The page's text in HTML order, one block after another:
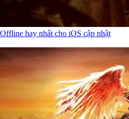
hay nhất cho iOS cập nhật